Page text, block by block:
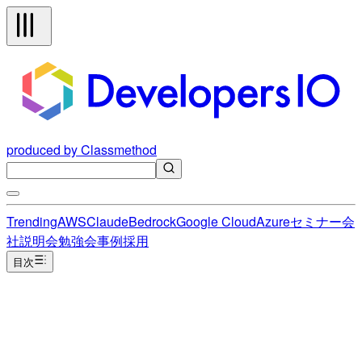
produced by Classmethod
TrendingAWSClaudeBedrockGoogle CloudAzureセミナー会
社説明会勉強会事例採用
目次